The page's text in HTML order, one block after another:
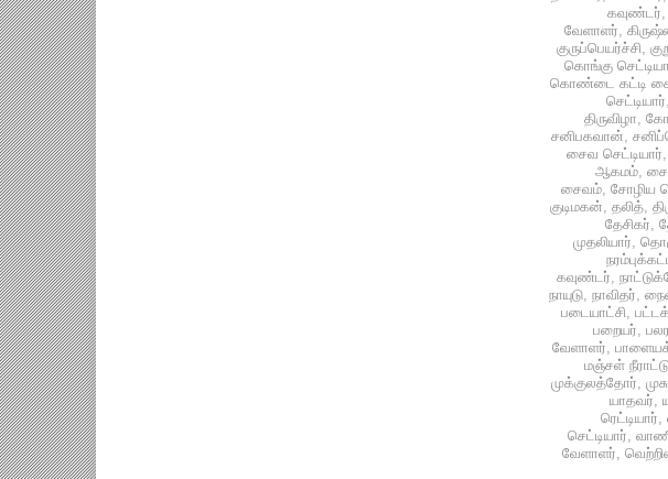
கவுண்டர்
வேளாளர்
குருப்பெயர்ச்சி
கொங்கு
கொண்டை கட்டி
செட்டியார்
திருவிழா
சனிபகவான்
சைவ செட்டியார்
ஆகமம்,
சைவம், சோழிய
குடிமகன் தலித்,
தேசிகர்
முதலியார்
கவுண்டர்
நாயுடு, நாவிதர்
படையாட்சி
பறையர்
வேளாளர்
மஞ்சள்
முக்குலத்தோர்
யாதவர்
ரெட்டியார்
செட்டியார்
வேளாளர்